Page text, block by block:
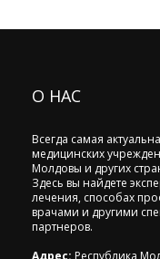
О НАС
Всегда самая
медицинских
Молдовы и других
Здесь вы найдете
лечения, способах
врачами и другими
партнеров.
Адрес: Республика